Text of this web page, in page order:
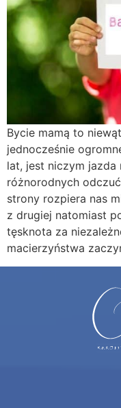
Bycie mamą to
jednocześnie
lat, jest niczym jazda
różnorodnych
strony rozpiera nas
z drugiej natomiast
tęsknota za
macierzyństwa